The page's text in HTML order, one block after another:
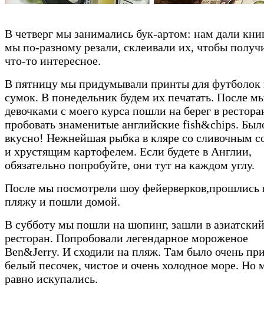
В четверг мы занимались бук-артом: нам дали
мы по-разному резали, склеивали их, чтобы
что-то интересное.
В пятницу мы придумывали принты для футболок
сумок. В понедельник будем их печатать. После
девочками с моего курса пошли на берег в
пробовать знаменитые английские fish&chips.
вкусно! Нежнейшая рыбка в кляре со сливочным
и хрустящим картофелем. Если будете в Англии,
обязательно попробуйте, они тут на каждом углу.
После мы посмотрели шоу фейерверков,прошлись
пляжу и пошли домой.
В субботу мы пошли на шопинг, зашли в азиатский
ресторан. Попробовали легендарное мороженое
Ben&Jerry. И сходили на пляж. Там было очень
белый песочек, чистое и очень холодное море. Но
равно искупались.